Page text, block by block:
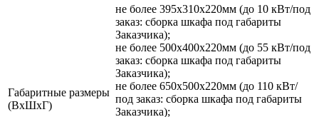
Габаритные размеры
(ВхШхГ)
не более 395х310х220мм (до 10 кВт/под
заказ: сборка шкафа под габариты
Заказчика);
не более 500х400х220мм (до 55 кВт/под
заказ: сборка шкафа под габариты
Заказчика);
не более 650х500х220мм (до 110 кВт/
под заказ: сборка шкафа под габариты
Заказчика);